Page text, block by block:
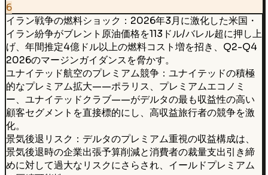
6
イラン戦争の燃料ショック：2026年3月に激化した米国・
イラン紛争がブレント原油価格を113ドル/バレル超に押し上
げ、年間推定4億ドル以上の燃料コスト増を招き、Q2-Q4
2026のマージンガイダンスを脅かす。
ユナイテッド航空のプレミアム競争：ユナイテッドの積極
的なプレミアム拡大——ポラリス、プレミアムエコノミ
ー、ユナイテッドクラブ——がデルタの最も収益性の高い
顧客セグメントを直接標的にし、高収益旅行者の競争を激
化。
景気後退リスク：デルタのプレミアム重視の収益構成は、
景気後退時の企業出張予算削減と消費者の裁量支出引き締
めに対して過大なリスクにさらされ、イールドプレミアム